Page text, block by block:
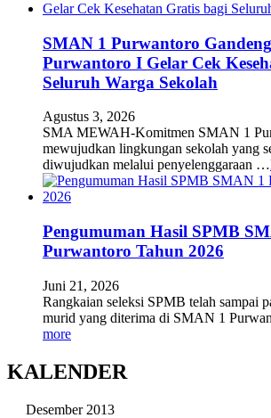
SMAN 1 Purwantoro Gandeng
Purwantoro I Gelar Cek
Seluruh Warga Sekolah
Agustus 3, 2026
SMA MEWAH-Komitmen SMAN 1
mewujudkan lingkungan sekolah yang
diwujudkan melalui penyelenggaraan …
Pengumuman Hasil SPMB
Purwantoro Tahun 2026
Juni 21, 2026
Rangkaian seleksi SPMB telah sampai
murid yang diterima di SMAN 1
more
KALENDER
Desember 2013